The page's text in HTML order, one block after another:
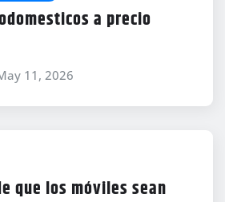
a precio
11, 2026
que los móviles sean